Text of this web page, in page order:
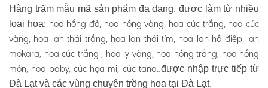
Hàng trăm mẫu mã sản phẩm đa dạng, được làm từ nhiều
loại hoa: hoa hồng đỏ, hoa hồng vàng, hoa cúc trắng, hoa cúc
vàng, hoa lan thái trắng, hoa lan thái tím, hoa lan hồ điệp, lan
mokara, hoa cúc trắng , hoa ly vàng, hoa hồng trắng, hoa hồng
môn, hoa baby, cúc họa mi, cúc tana..được nhập trực tiếp từ
Đà Lạt và các vùng chuyên trồng hoa tại Đà Lạt.